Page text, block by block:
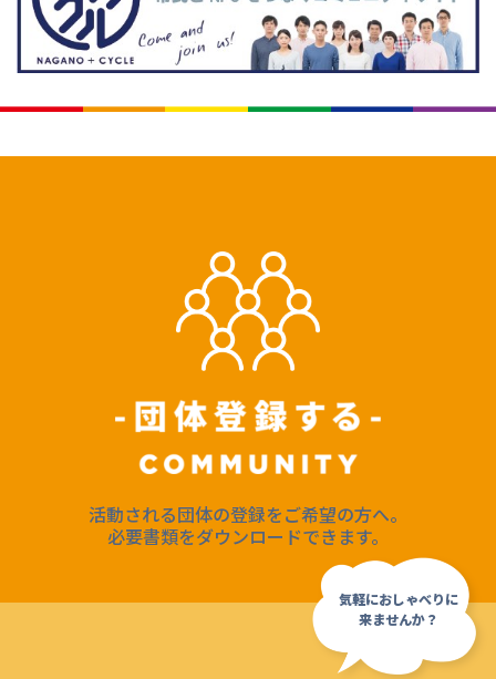
活動される団体の登録をご希望の方へ。
必要書類をダウンロードできます。